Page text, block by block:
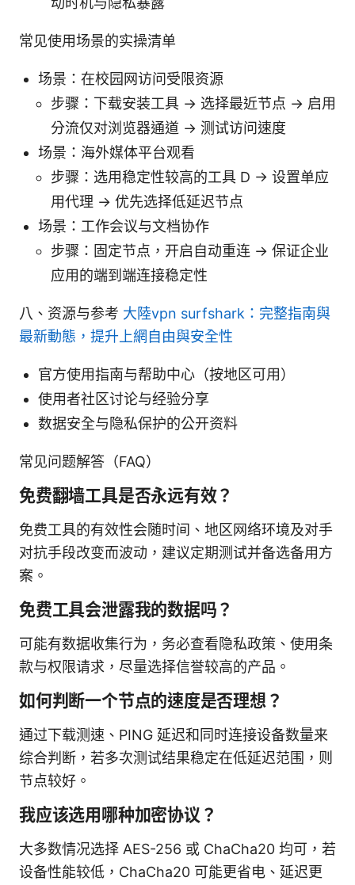
常见使用场景的实操清单
场景：在校园网访问受限资源
步骤：下载安装工具 -> 选择最近节点 -> 启用
分流仅对浏览器通道 -> 测试访问速度
场景：海外媒体平台观看
步骤：选用稳定性较高的工具 D -> 设置单应
用代理 -> 优先选择低延迟节点
场景：工作会议与文档协作
步骤：固定节点，开启自动重连 -> 保证企业
应用的端到端连接稳定性
八、资源与参考 大陸vpn surfshark：完整指南與
最新動態，提升上網自由與安全性
官方使用指南与帮助中心（按地区可用）
使用者社区讨论与经验分享
数据安全与隐私保护的公开资料
常见问题解答（FAQ）
免费翻墙工具是否永远有效？
免费工具的有效性会随时间、地区网络环境及对手
对抗手段改变而波动，建议定期测试并备选备用方
案。
免费工具会泄露我的数据吗？
可能有数据收集行为，务必查看隐私政策、使用条
款与权限请求，尽量选择信誉较高的产品。
如何判断一个节点的速度是否理想？
通过下载测速、PING 延迟和同时连接设备数量来
综合判断，若多次测试结果稳定在低延迟范围，则
节点较好。
我应该选用哪种加密协议？
大多数情况选择 AES-256 或 ChaCha20 均可，若
设备性能较低，ChaCha20 可能更省电、延迟更